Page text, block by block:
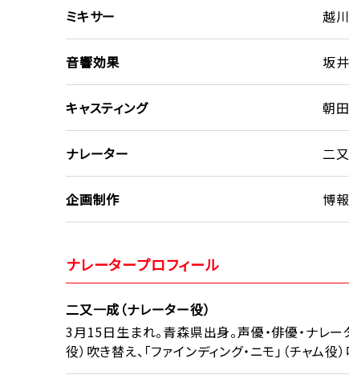
ミキサー 越
音響効果 坂
キャスティング 朝
ナレーター 二又
企画制作 博
ナレータープロフィール
二又一成（ナレーター役）
3月15日生まれ。青森県出身。声優・俳優・ナレータ
役）吹き替え、「ファインディング・ニモ」（チャム役